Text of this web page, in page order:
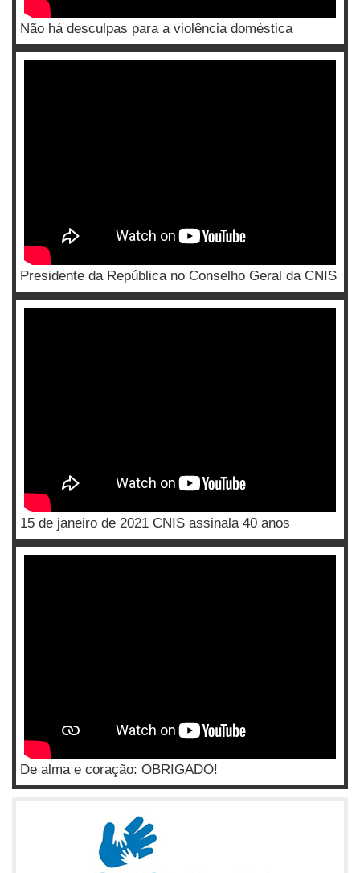
Não há desculpas para a violência doméstica
Presidente da República no Conselho Geral da CNIS
15 de janeiro de 2021 CNIS assinala 40 anos
De alma e coração: OBRIGADO!